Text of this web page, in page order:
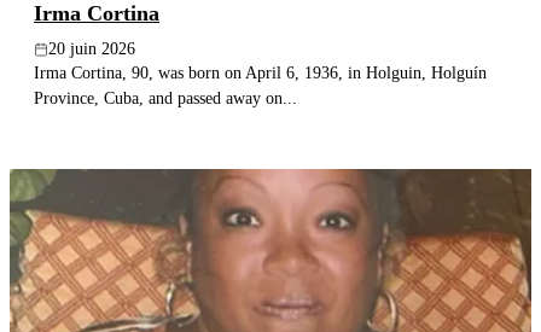
Irma Cortina
20 juin 2026
Irma Cortina, 90, was born on April 6, 1936, in Holguin, Holguín
Province, Cuba, and passed away on...